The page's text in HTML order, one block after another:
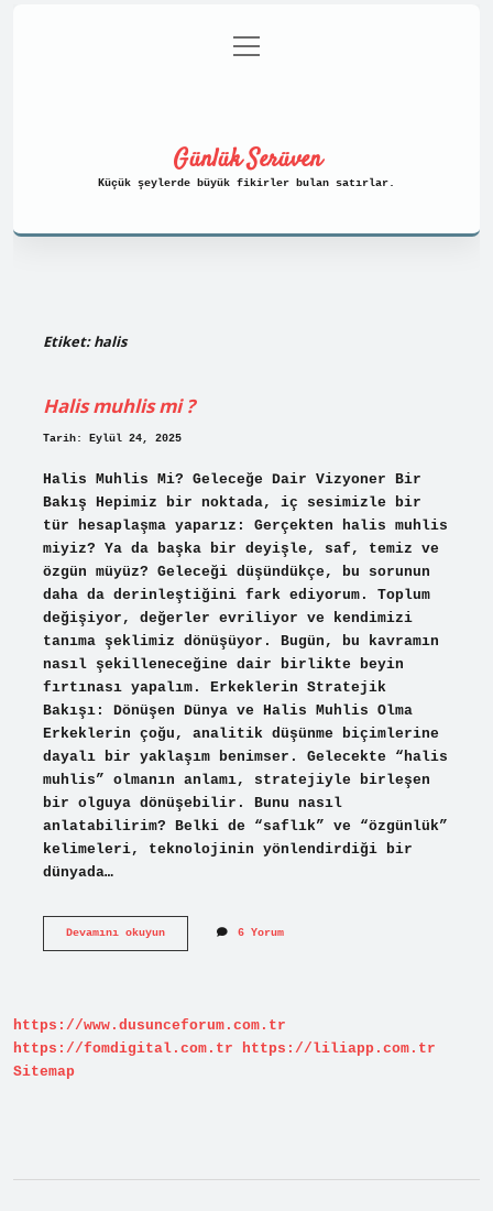
Gizlilik Politikası
menüyü
aç
Günlük Serüven
Küçük şeylerde büyük fikirler bulan satırlar.
Etiket:halis
Halis muhlis mi ?
Tarih: Eylül 24, 2025
Halis Muhlis Mi? Geleceğe Dair Vizyoner Bir
Bakış Hepimiz bir noktada, iç sesimizle bir
tür hesaplaşma yaparız: Gerçekten halis muhlis
miyiz? Ya da başka bir deyişle, saf, temiz ve
özgün müyüz? Geleceği düşündükçe, bu sorunun
daha da derinleştiğini fark ediyorum. Toplum
değişiyor, değerler evriliyor ve kendimizi
tanıma şeklimiz dönüşüyor. Bugün, bu kavramın
nasıl şekilleneceğine dair birlikte beyin
fırtınası yapalım. Erkeklerin Stratejik
Bakışı: Dönüşen Dünya ve Halis Muhlis Olma
Erkeklerin çoğu, analitik düşünme biçimlerine
dayalı bir yaklaşım benimser. Gelecekte “halis
muhlis” olmanın anlamı, stratejiyle birleşen
bir olguya dönüşebilir. Bunu nasıl
anlatabilirim? Belki de “saflık” ve “özgünlük”
kelimeleri, teknolojinin yönlendirdiği bir
dünyada…
Devamını okuyunHalis
6 Yorum
https://www.dusunceforum.com.tr
https://fomdigital.com.tr
https://liliapp.com.tr
Sitemap